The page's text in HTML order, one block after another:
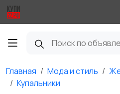
Главная Мода и стиль
Купальники